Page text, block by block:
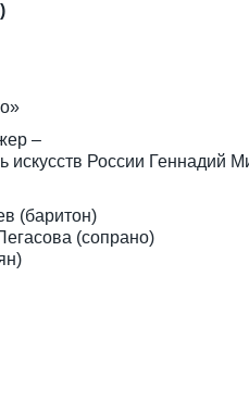
–
искусств России Геннадий
(баритон)
(сопрано)